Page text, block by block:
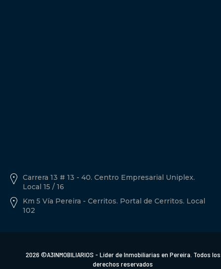
Carrera 13 # 13 - 40. Centro Empresarial Uniplex.
Local 15 / 16
Km 5 Vía Pereira - Cerritos. Portal de Cerritos. Local
102
2026 ©A3INMOBILIARIOS - Líder de Inmobiliarias en Pereira. Todos los
derechos reservados